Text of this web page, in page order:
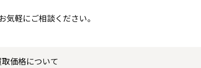
軽にご相談ください。
価格について